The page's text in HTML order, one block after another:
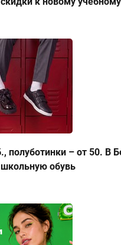
полуботинки – от 50. В
обувь